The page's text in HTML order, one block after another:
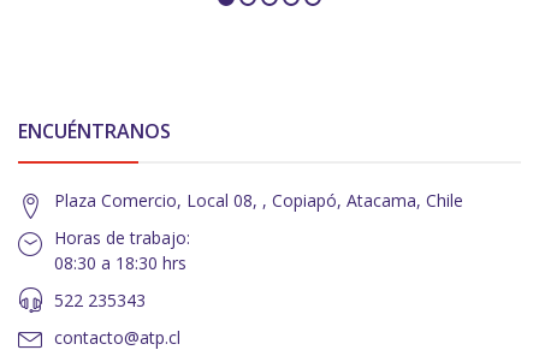
ENCUÉNTRANOS
Plaza Comercio, Local 08, , Copiapó, Atacama, Chile
Horas de trabajo:
08:30 a 18:30 hrs
522 235343
contacto@atp.cl